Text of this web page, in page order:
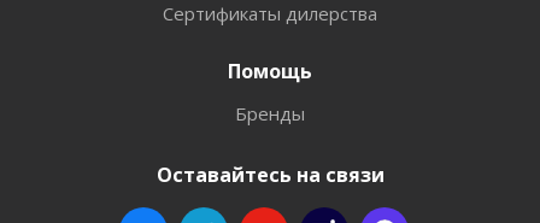
Сертификаты дилерства
Помощь
Бренды
Оставайтесь на связи